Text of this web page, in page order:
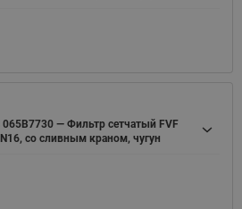
065B7730 — Фильтр сетчатый FVF
со сливным краном, чугун